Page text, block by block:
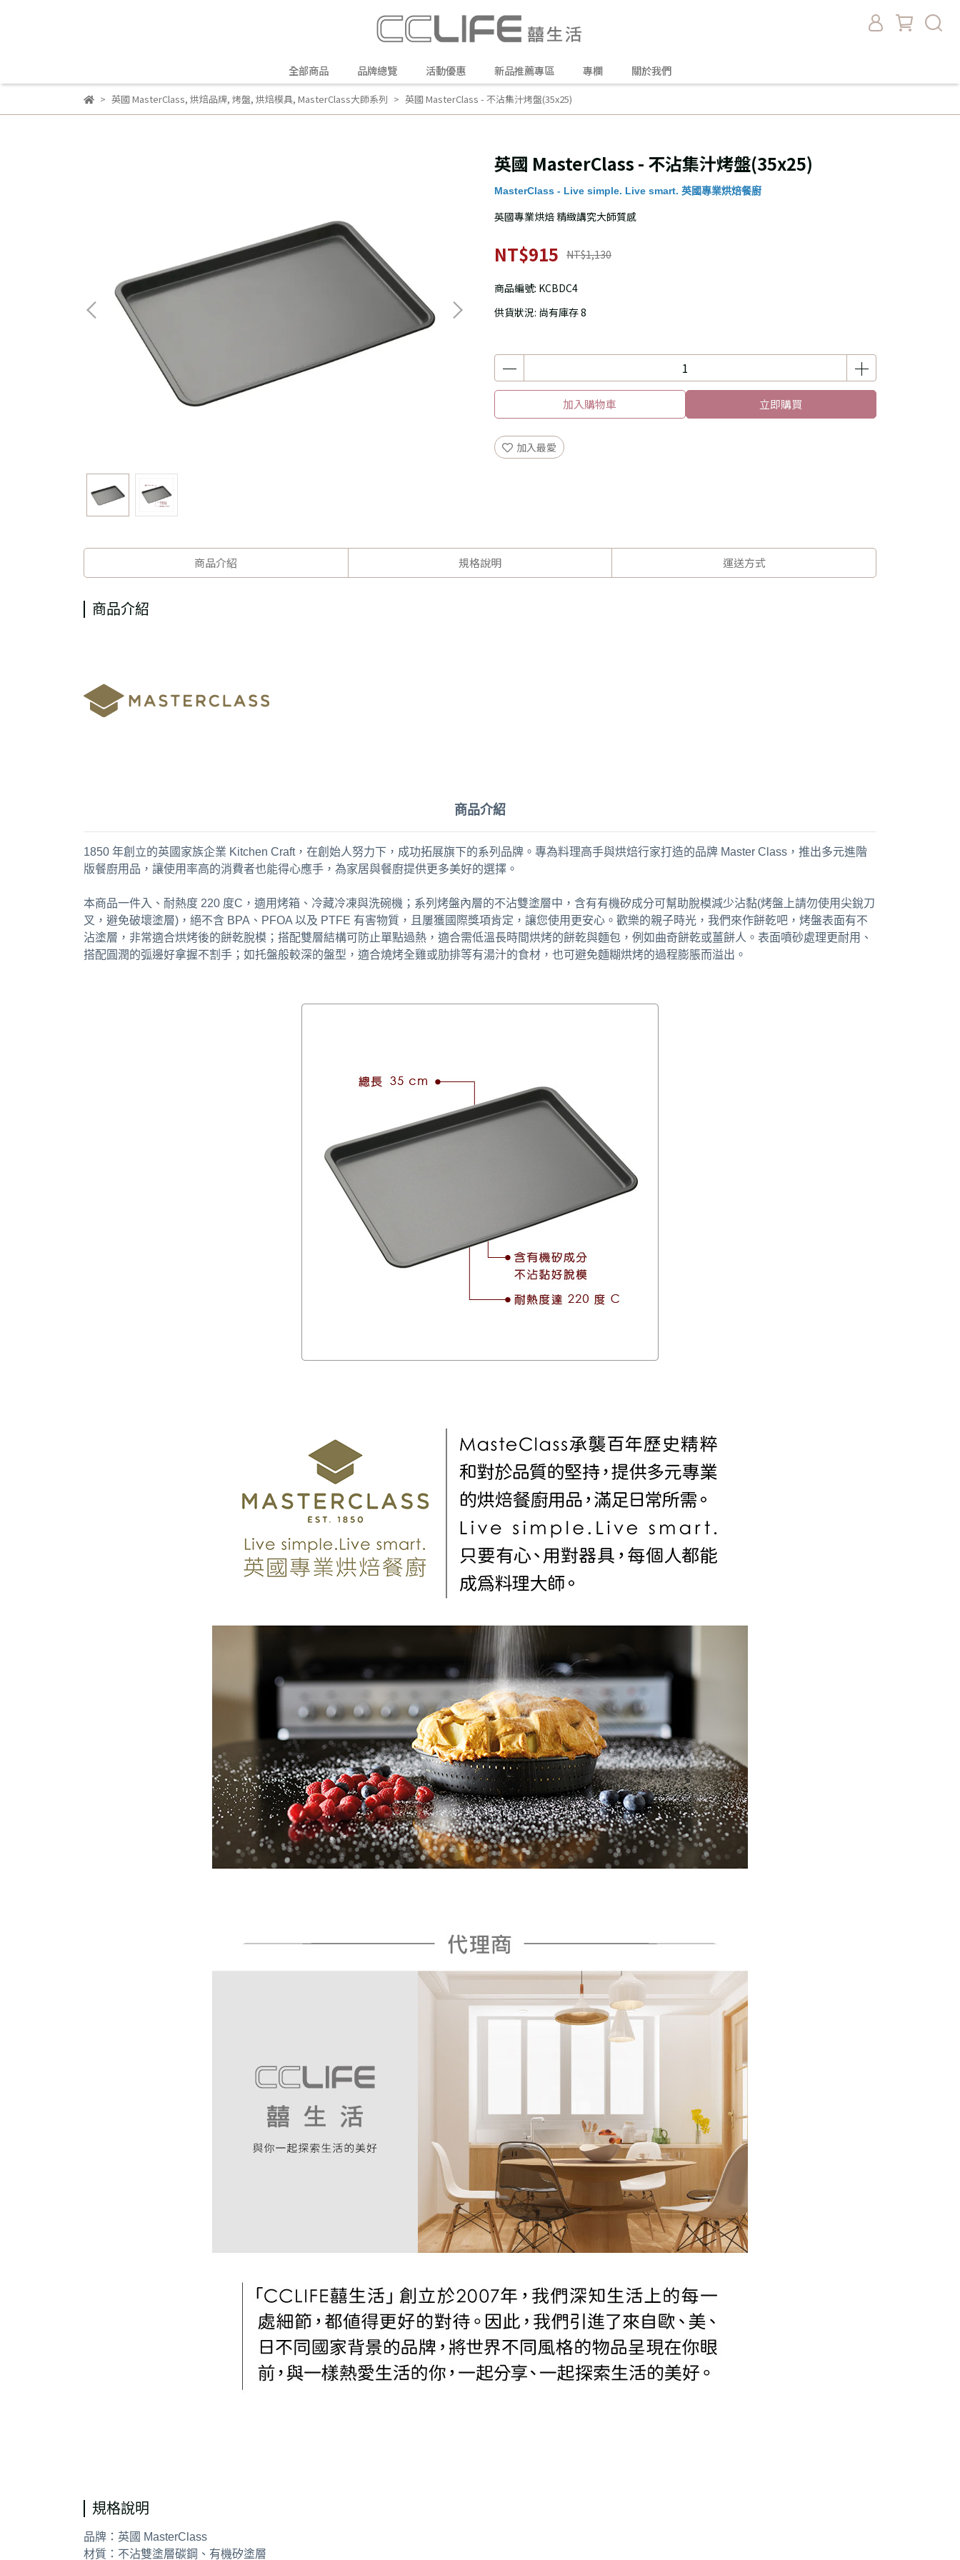
全部商品 品牌總覽 活動優惠 新品推薦專區 專欄 關於我們
英國 MasterClass, 烘焙品牌, 烤盤, 烘焙模具, MasterClass大師系列 英國 MasterClass - 不沾集汁烤盤(35x25)
英國 MasterClass - 不沾集汁烤盤(35x25)
MasterClass - Live simple. Live smart. 英國專業烘焙餐廚
英國專業烘焙 精緻講究大師質感
NT$915 NT$1,130
商品編號: KCBDC4
供貨狀況: 尚有庫存 8
加入購物車 立即購買
加入最愛
商品介紹 規格說明 運送方式
商品介紹
商品介紹
1850 年創立的英國家族企業 Kitchen Craft，在創始人努力下，成功拓展旗下的系列品牌。專為料理高手與烘焙行家打造的品牌 Master Class，推出多元進階
版餐廚用品，讓使用率高的消費者也能得心應手，為家居與餐廚提供更多美好的選擇。
本商品一件入、耐熱度 220 度C，適用烤箱、冷藏冷凍與洗碗機；系列烤盤內層的不沾雙塗層中，含有有機矽成分可幫助脫模減少沾黏(烤盤上請勿使用尖銳刀
叉，避免破壞塗層)，絕不含 BPA、PFOA 以及 PTFE 有害物質，且屢獲國際獎項肯定，讓您使用更安心。歡樂的親子時光，我們來作餅乾吧，烤盤表面有不
沾塗層，非常適合烘烤後的餅乾脫模；搭配雙層結構可防止單點過熱，適合需低溫長時間烘烤的餅乾與麵包，例如曲奇餅乾或薑餅人。表面噴砂處理更耐用、
搭配圓潤的弧邊好拿握不割手；如托盤般較深的盤型，適合燒烤全雞或肋排等有湯汁的食材，也可避免麵糊烘烤的過程膨脹而溢出。
規格說明
品牌：英國 MasterClass
材質：不沾雙塗層碳鋼、有機矽塗層